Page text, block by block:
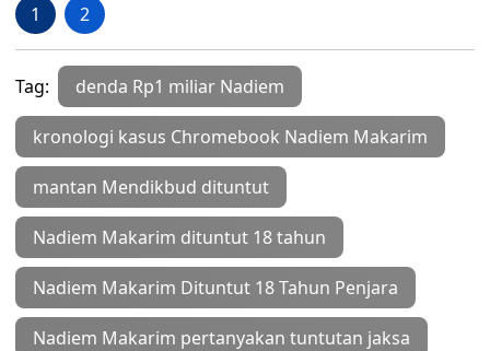
1 2
Tag: denda Rp1 miliar Nadiem
kronologi kasus Chromebook Nadiem Makarim
mantan Mendikbud dituntut
Nadiem Makarim dituntut 18 tahun
Nadiem Makarim Dituntut 18 Tahun Penjara
Nadiem Makarim pertanyakan tuntutan jaksa